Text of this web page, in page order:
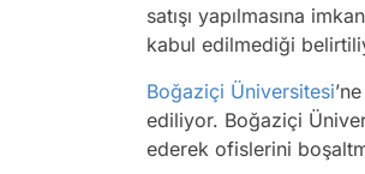
satışı yapılmasına
kabul edilmediği
Boğaziçi Üniversitesi
ediliyor. Boğaziçi
ederek ofislerini